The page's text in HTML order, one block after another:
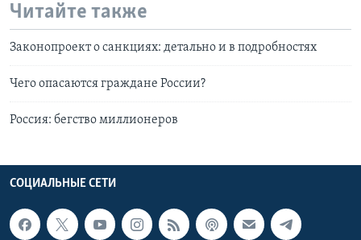
Читайте также
Законопроект о санкциях: детально и в подробностях
Чего опасаются граждане России?
Россия: бегство миллионеров
СОЦИАЛЬНЫЕ СЕТИ